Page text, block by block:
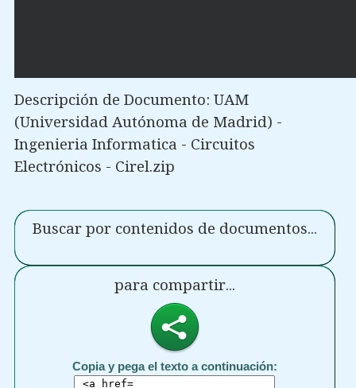
Descripción de Documento: UAM
(Universidad Autónoma de Madrid) -
Ingenieria Informatica - Circuitos
Electrónicos - Cirel.zip
Buscar por contenidos de documentos...
para compartir...
Copia y pega el texto a continuación: